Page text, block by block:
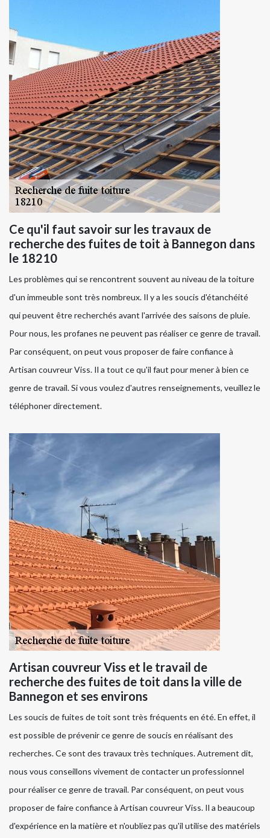
Ce qu'il faut savoir sur les travaux de
recherche des fuites de toit à Bannegon dans
le 18210
Les problèmes qui se rencontrent souvent au niveau de la toiture
d'un immeuble sont très nombreux. Il y a les soucis d'étanchéité
qui peuvent être recherchés avant l'arrivée des saisons de pluie.
Pour nous, les profanes ne peuvent pas réaliser ce genre de travail.
Par conséquent, on peut vous proposer de faire confiance à
Artisan couvreur Viss. Il a tout ce qu'il faut pour mener à bien ce
genre de travail. Si vous voulez d'autres renseignements, veuillez le
téléphoner directement.
Artisan couvreur Viss et le travail de
recherche des fuites de toit dans la ville de
Bannegon et ses environs
Les soucis de fuites de toit sont très fréquents en été. En effet, il
est possible de prévenir ce genre de soucis en réalisant des
recherches. Ce sont des travaux très techniques. Autrement dit,
nous vous conseillons vivement de contacter un professionnel
pour réaliser ce genre de travail. Par conséquent, on peut vous
proposer de faire confiance à Artisan couvreur Viss. Il a beaucoup
d'expérience en la matière et n'oubliez pas qu'il utilise des matériels